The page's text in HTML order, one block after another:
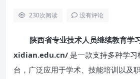
230次阅读 没有评论
陕西省专业技术人员继续教育
xidian.edu.cn/ 是一款支持多种学
台，广泛应用于学术、技能培训以及